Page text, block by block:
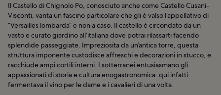
Il Castello di Chignolo Po, conosciuto anche come Castello Cusani-
Visconti, vanta un fascino particolare che gli è valso l’appellativo di
“Versailles lombarda” e non a caso. Il castello è circondato da un
vasto e curato giardino all’italiana dove potrai rilassarti facendo
splendide passeggiate. Impreziosita da un’antica torre, questa
struttura imponente custodisce affreschi e decorazioni in stucco, e
racchiude ampi cortili interni. I sotterranei entusiasmano gli
appassionati di storia e cultura enogastronomica: qui infatti
fermentava il vino per le dame e i cavalieri di una volta.